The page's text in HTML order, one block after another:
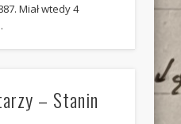
Miał wtedy 4
– Stanin